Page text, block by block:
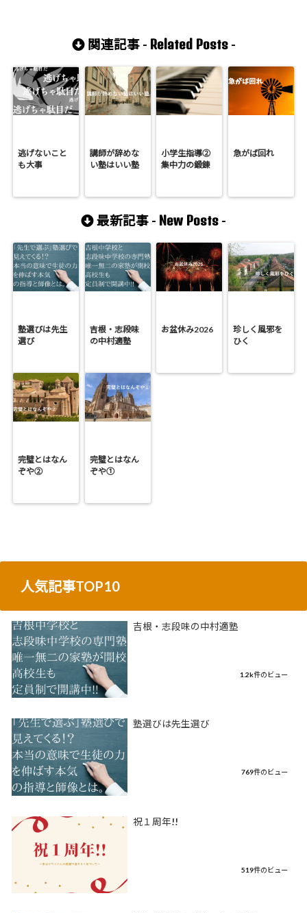
関連記事 - Related Posts-
逃げないこと
も大事
講師が辞めな
い塾はいい塾
小学生指導②
集中力の鍛錬
急がば回れ
最新記事 - New Posts -
塾選びは先生
選び
吉根・志段味
の中村適塾
お盆休み2026
珍しく風邪を
ひく
完璧とはなん
ぞや②
完璧とはなん
ぞや①
人気記事TOP10
吉根・志段味の中村適塾
1.2k件のビュー
塾選びは先生選び
769件のビュー
祝１周年!!
519件のビュー